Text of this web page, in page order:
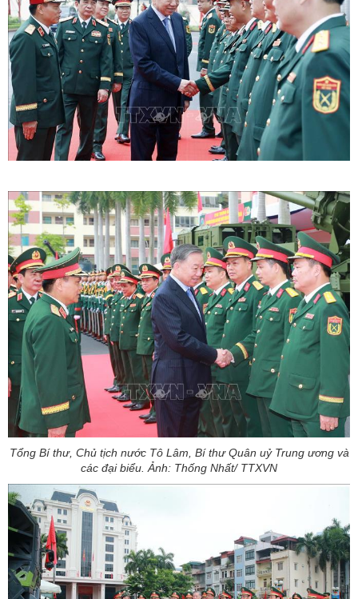
Tổng Bí thư, Chủ tịch nước Tô Lâm, Bí thư Quân uỷ Trung ương và
các đại biểu. Ảnh: Thống Nhất/ TTXVN